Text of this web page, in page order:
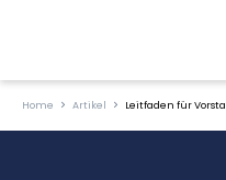
Home Artikel Leitfaden für